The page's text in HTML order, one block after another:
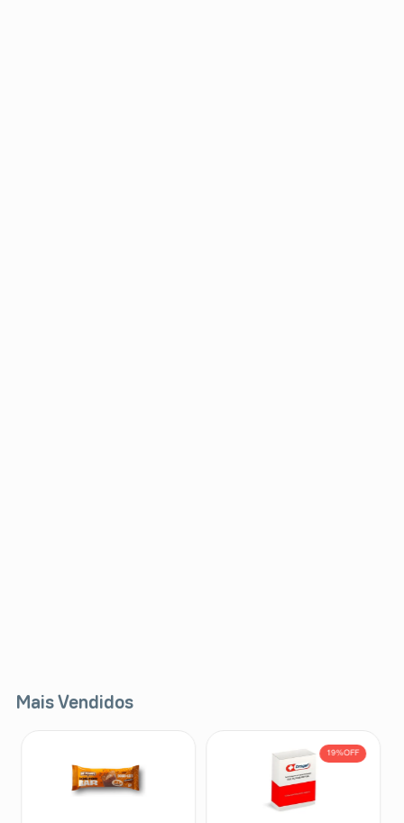
Mais Vendidos
19%OFF